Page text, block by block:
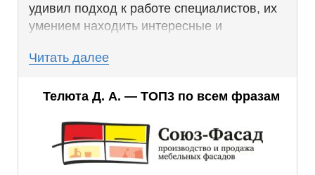
удивил подход к работе специалистов, их
умением находить интересные и
отличные результаты.
Благодаря работе, проделанной SEO-
стабильно высоких позиций по ключевым
запросам.
Результаты совместной работы превзошли
Читать далее
Телюта Д. А. — ТОП3 по всем фразам